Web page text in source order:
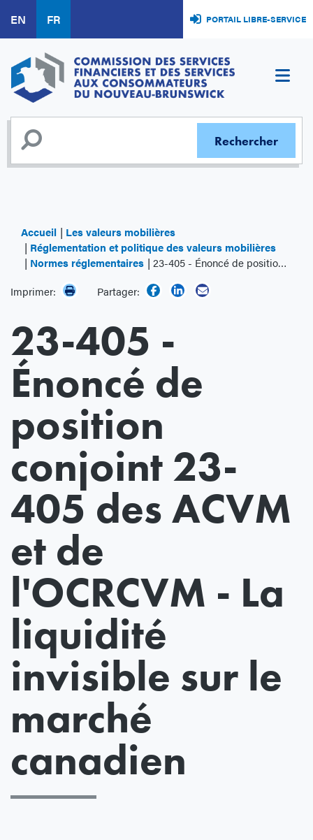
au
contenu
principal
EN FR PORTAIL LIBRE-SERVICE
Accueil
Les valeurs mobilières
Réglementation et politique des valeurs mobilières
Normes réglementaires
23-405 - Énoncé de position conjoint 23-405 des ACVM et de l'OCRCVM - La liquidité invisible sur le marché canadien
Imprimer:
Partager:
23-405 -
Énoncé de
position
conjoint 23-
405 des ACVM
et de
l'OCRCVM - La
liquidité
invisible sur le
marché
canadien